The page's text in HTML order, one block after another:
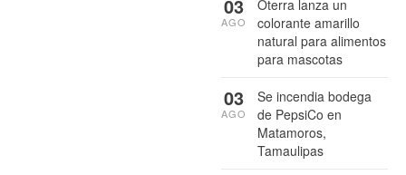
Oterra lanza un
colorante amarillo
natural para alimentos
para mascotas
03
AGO
Se incendia bodega
de PepsiCo en
Matamoros,
Tamaulipas
03
AGO